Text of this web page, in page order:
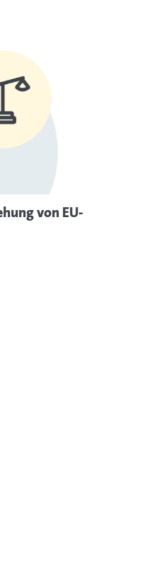
von EU-
Mehr Informationen